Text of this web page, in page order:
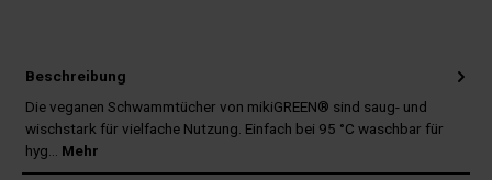
Beschreibung
Die veganen Schwammtücher von mikiGREEN® sind saug- und
wischstark für vielfache Nutzung. Einfach bei 95 °C waschbar für
hyg… Mehr